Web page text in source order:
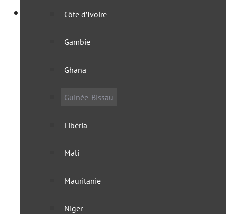
Côte d’Ivoire
Gambie
Ghana
Guinée-Bissau
Libéria
Mali
Mauritanie
Niger
Afrique australe
Afrique du Sud
Angola
Botswana
Eswatini
KaZa
Lesotho